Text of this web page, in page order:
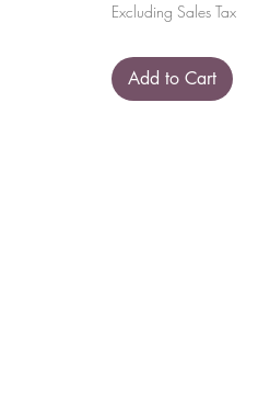
Excluding Sales Tax
Add to Cart